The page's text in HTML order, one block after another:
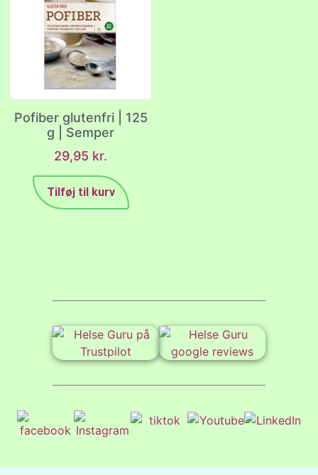
Pofiber glutenfri | 125
g | Semper
29,95 kr.
Tilføj til kurv